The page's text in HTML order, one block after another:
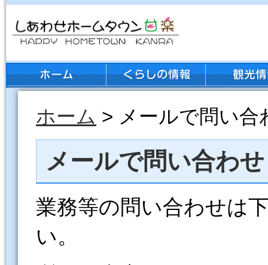
ホーム > メールで問い合
メールで問い合わせ
業務等の問い合わせは
い。